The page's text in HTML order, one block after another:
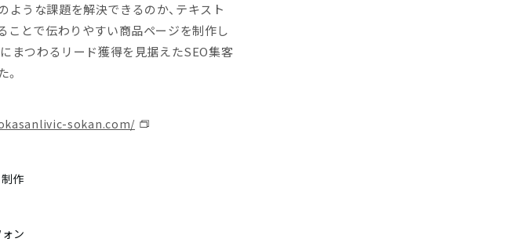
うな課題を解決できるのか、テキスト
ことで伝わりやすい商品ページを制作し
まつわるリード獲得を見据えたSEO集客
sokan.com/
作
ン